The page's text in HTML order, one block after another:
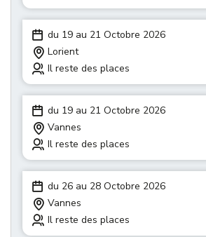
du 19 au 21 Octobre 2026
Lorient
Il reste des places
du 19 au 21 Octobre 2026
Vannes
Il reste des places
du 26 au 28 Octobre 2026
Vannes
Il reste des places